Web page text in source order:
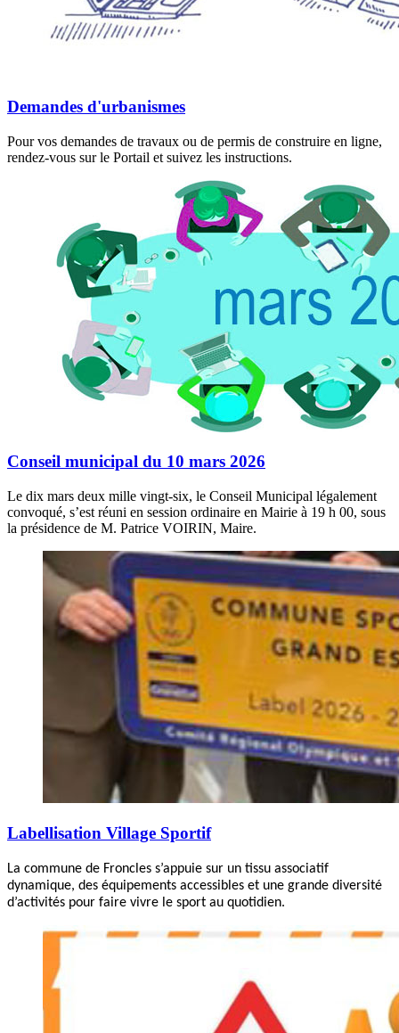
Demandes d'urbanismes
Pour vos demandes de travaux ou de permis de construire en ligne,
rendez-vous sur le Portail et suivez les instructions.
Conseil municipal du 10 mars 2026
Le dix mars deux mille vingt-six, le Conseil Municipal légalement
convoqué, s’est réuni en session ordinaire en Mairie à 19 h 00, sous
la présidence de M. Patrice VOIRIN, Maire.
Labellisation Village Sportif
La commune de Froncles s’appuie sur un tissu associatif
dynamique, des équipements accessibles et une grande diversité
d’activités pour faire vivre le sport au quotidien.